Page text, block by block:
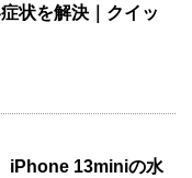
状を解決｜クイッ
iPhone 13miniの水